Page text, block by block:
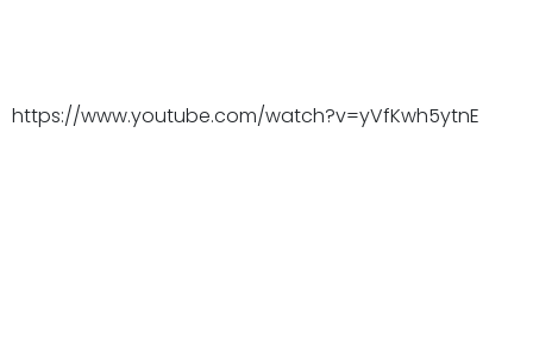
https://www.youtube.com/watch?v=yVfKwh5ytnE